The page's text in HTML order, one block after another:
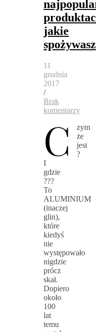
jakie
spożywasz
11
grudnia
2017
/
Brak
komentarzy
C
zym
że
jest
?
I
gdzie
???
To
ALUMINIUM
(inaczej
glin),
które
kiedyś
nie
występowało
nigdzie
prócz
skał.
Dopiero
około
100
lat
temu